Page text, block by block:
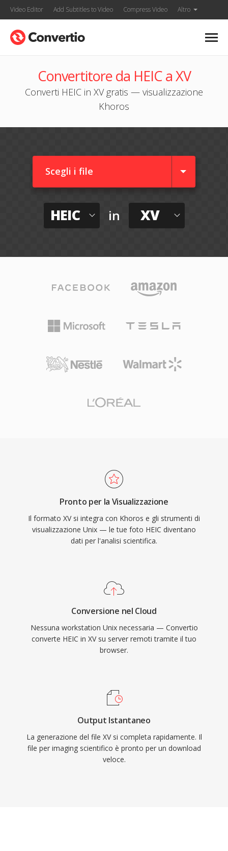
Video Editor Add Subtitles to Video Compress Video Altro
Convertitore da HEIC a XV
Converti HEIC in XV gratis — visualizzazione
Khoros
Scegli i file
HEIC in XV
Pronto per la Visualizzazione
Il formato XV si integra con Khoros e gli strumenti di
visualizzazione Unix — le tue foto HEIC diventano
dati per l'analisi scientifica.
Conversione nel Cloud
Nessuna workstation Unix necessaria — Convertio
converte HEIC in XV su server remoti tramite il tuo
browser.
Output Istantaneo
La generazione del file XV si completa rapidamente. Il
file per imaging scientifico è pronto per un download
veloce.